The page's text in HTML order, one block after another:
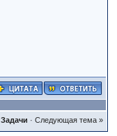
Задачи · Следующая тема »